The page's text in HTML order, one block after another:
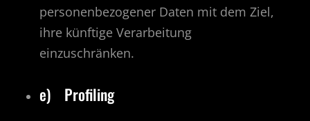
personenbezogener Daten mit dem Ziel,
ihre künftige Verarbeitung
einzuschränken.
e) Profiling